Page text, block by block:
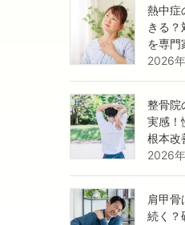
熱中症
きる？
を専門
2026
整骨院
実感！
根本改
2026
肩甲
続く？